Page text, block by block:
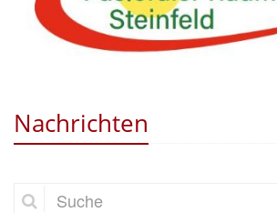
Nachrichten
Suche